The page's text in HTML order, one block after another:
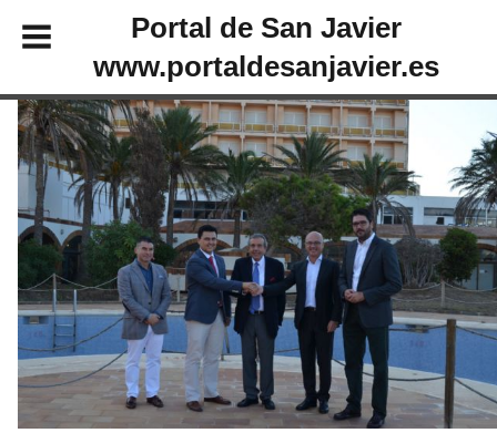
Portal de San Javier
www.portaldesanjavier.es